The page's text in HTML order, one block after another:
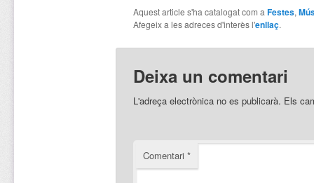
Aquest article s'ha catalogat com a Festes,
Afegeix a les adreces d'interès l'enllaç.
Deixa un comentari
L'adreça electrònica no es publicarà. Els
Comentari *